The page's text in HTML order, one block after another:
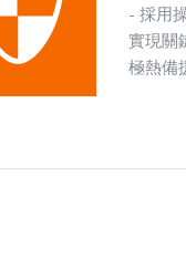
- 採用
實現關
極熱備